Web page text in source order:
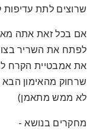
שרוצים לתת עדיפות
אם בכל זאת אתה
לפתח את השריר
את אמבטיית הקרח
שרחוק מהאימון
לא ממש מתאמן)
מחקרים בנושא -